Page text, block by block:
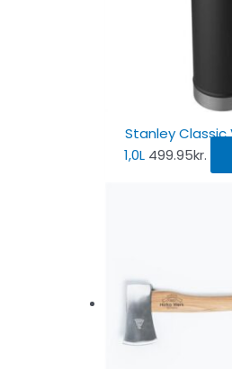
Stanley
1,0L 499.95kr.